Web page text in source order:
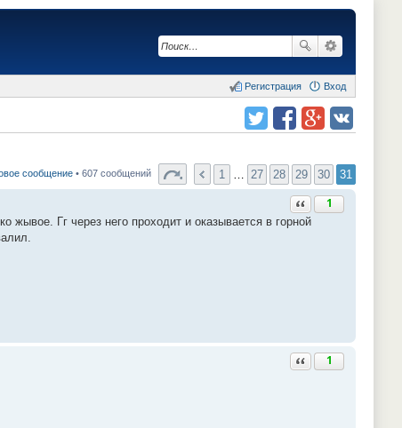
Вход
Регистрация
сообщение • 607 сообщений 1 27 28 29 30 31
Ответить с цитатой
1
жывое. Гг через него проходит и оказывается в горной
Ответить с цитатой
1